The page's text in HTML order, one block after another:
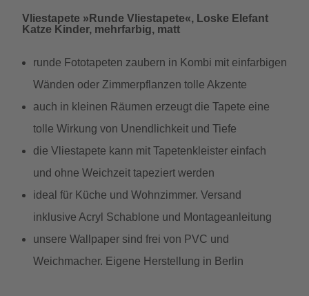
Vliestapete »Runde Vliestapete«, Loske Elefant
Katze Kinder, mehrfarbig, matt
runde Fototapeten zaubern in Kombi mit einfarbigen
Wänden oder Zimmerpflanzen tolle Akzente
auch in kleinen Räumen erzeugt die Tapete eine
tolle Wirkung von Unendlichkeit und Tiefe
die Vliestapete kann mit Tapetenkleister einfach
und ohne Weichzeit tapeziert werden
ideal für Küche und Wohnzimmer. Versand
inklusive Acryl Schablone und Montageanleitung
unsere Wallpaper sind frei von PVC und
Weichmacher. Eigene Herstellung in Berlin